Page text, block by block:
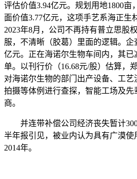
评估价值3.94亿元。规划用地1800亩
面价值3.77亿元，这项手艺系海正生
2023年8月，公司不再持有普立思股
服，不清晰（胶葛）里面的逻辑。企
亿元。正在海诺尔生物车间内，其已
单。以刊行价（16.68元/股）估算，
对海诺尔生物的部门出产设备、工艺
拍摄等体例进行查探，智能工场及
商。
并连带补偿公司经济丧失暂计
半年报引见，被业内认为具有广漠
2014年。